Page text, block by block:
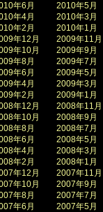
年6月
2010年5月
年4月
2010年3月
年2月
2010年1月
年12月
2009年11月
年10月
2009年9月
年8月
2009年7月
年6月
2009年5月
年4月
2009年3月
年2月
2009年1月
年12月
2008年11月
年10月
2008年9月
年8月
2008年7月
年6月
2008年5月
年4月
2008年3月
年2月
2008年1月
年12月
2007年11月
年10月
2007年9月
年8月
2007年7月
年6月
2007年5月